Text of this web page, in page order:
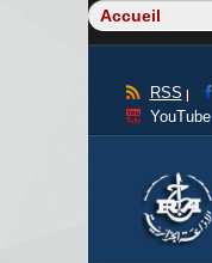
RSS
YouTube